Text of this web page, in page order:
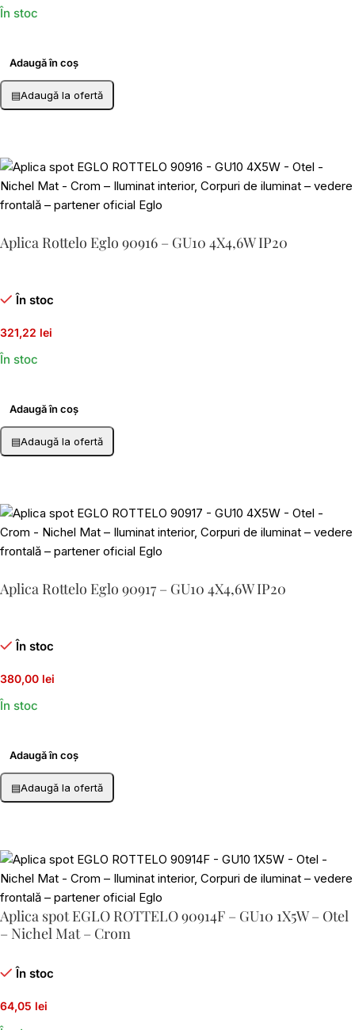
În stoc
Adaugă în coș
▤Adaugă la ofertă
Aplica Rottelo Eglo 90916 – GU10 4X4,6W IP20
În stoc
321,22 lei
În stoc
Adaugă în coș
▤Adaugă la ofertă
Aplica Rottelo Eglo 90917 – GU10 4X4,6W IP20
În stoc
380,00 lei
În stoc
Adaugă în coș
▤Adaugă la ofertă
Aplica spot EGLO ROTTELO 90914F – GU10 1X5W – Otel
– Nichel Mat – Crom
În stoc
64,05 lei